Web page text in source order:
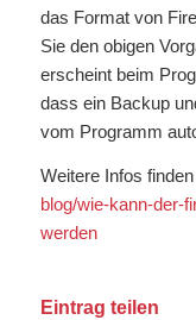
das Format von
Sie den obigen
erscheint beim
dass ein Backup
vom Programm
Weitere Infos
blog/wie-kann-der-
werden
Eintrag teilen